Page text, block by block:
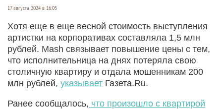
17 августа 2024 в 16:05
Хотя еще в еще весной стоимость выступления
артистки на корпоративах составляла 1,5 млн
рублей. Mash связывает повышение цены с тем,
что исполнительница на днях потеряла свою
столичную квартиру и отдала мошенникам 200
млн рублей, указывает Газета.Ru.
Ранее сообщалось, что произошло с квартирой